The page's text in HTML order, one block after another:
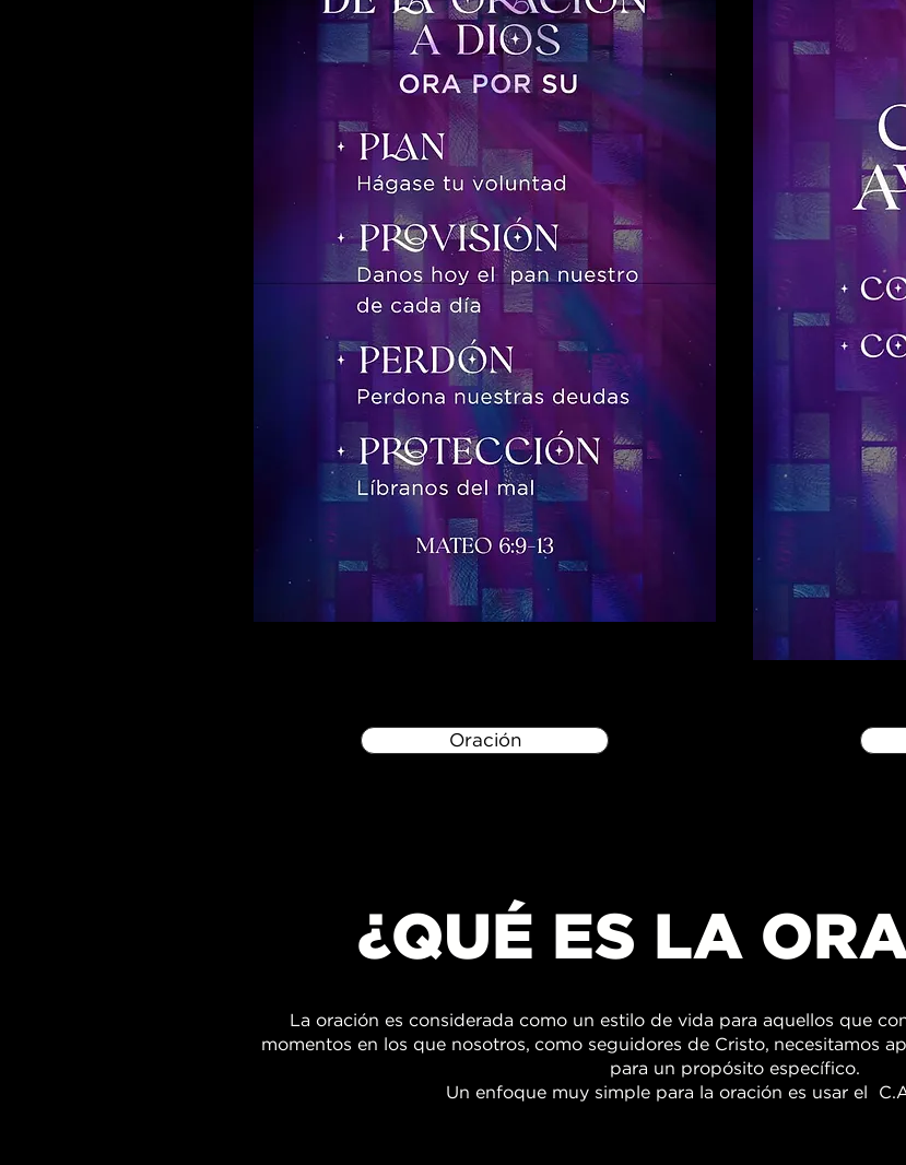
Oración
¿QUÉ ES LA
La oración es considerada como un estilo de vida para aquellos que
momentos en los que nosotros, como seguidores de Cristo, necesitamos
para un propósito específico.
Un enfoque muy simple para la oración es usar el